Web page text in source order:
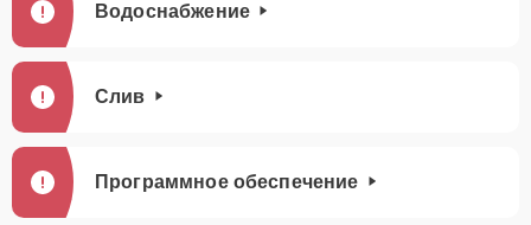
Водоснабжение
Слив
Программное обеспечение